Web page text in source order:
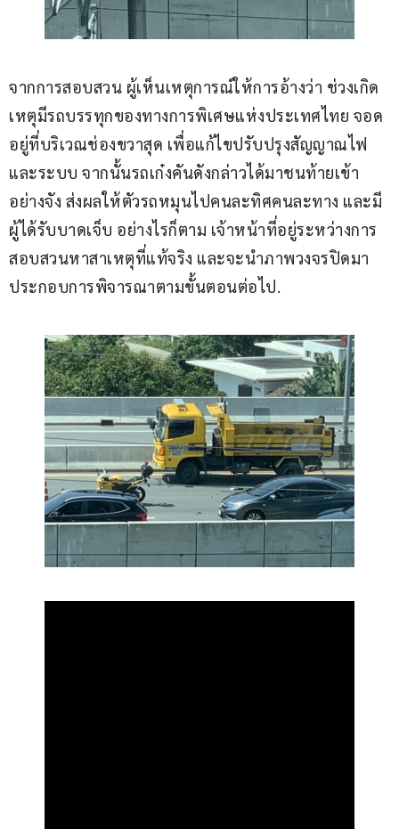
จากการสอบสวน ผู้เห็นเหตุการณ์ให้การอ้างว่า ช่วงเกิด
เหตุมีรถบรรทุกของทางการพิเศษแห่งประเทศไทย จอด
อยู่ที่บริเวณช่องขวาสุด เพื่อแก้ไขปรับปรุงสัญญาณไฟ
และระบบ จากนั้นรถเก๋งคันดังกล่าวได้มาชนท้ายเข้า
อย่างจัง ส่งผลให้ตัวรถหมุนไปคนละทิศคนละทาง และมี
ผู้ได้รับบาดเจ็บ อย่างไรก็ตาม เจ้าหน้าที่อยู่ระหว่างการ
สอบสวนหาสาเหตุที่แท้จริง และจะนำภาพวงจรปิดมา
ประกอบการพิจารณาตามขั้นตอนต่อไป.